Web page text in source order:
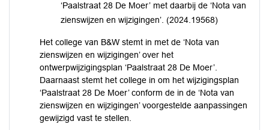
‘Paalstraat 28 De Moer’ met daarbij de ‘Nota van
zienswijzen en wijzigingen’. (2024.19568)
Het college van B&W stemt in met de ‘Nota van
zienswijzen en wijzigingen’ over het
ontwerpwijzigingsplan ‘Paalstraat 28 De Moer’.
Daarnaast stemt het college in om het wijzigingsplan
‘Paalstraat 28 De Moer’ conform de in de ‘Nota van
zienswijzen en wijzigingen’ voorgestelde aanpassingen
gewijzigd vast te stellen.